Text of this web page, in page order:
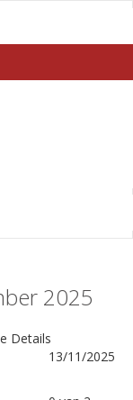
2025
Details
13/11/2025